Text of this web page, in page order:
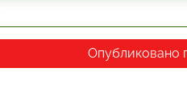
Опубликовано